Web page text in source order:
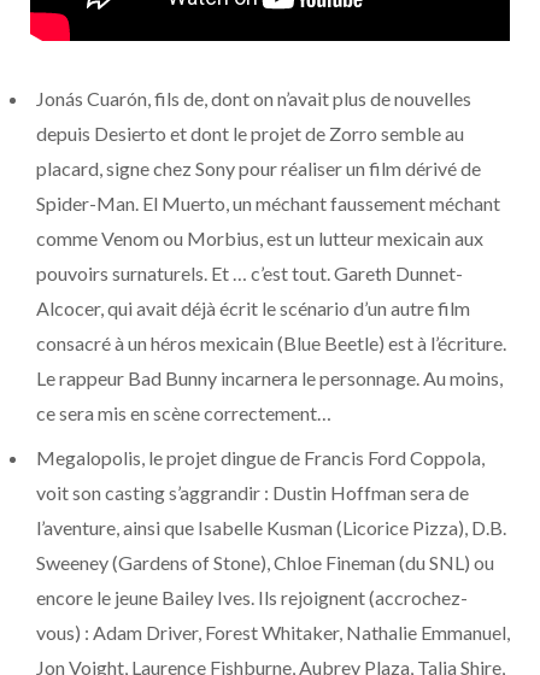
Jonás Cuarón, fils de, dont on n’avait plus de nouvelles
depuis Desierto et dont le projet de Zorro semble au
placard, signe chez Sony pour réaliser un film dérivé de
Spider-Man. El Muerto, un méchant faussement méchant
comme Venom ou Morbius, est un lutteur mexicain aux
pouvoirs surnaturels. Et … c’est tout. Gareth Dunnet-
Alcocer, qui avait déjà écrit le scénario d’un autre film
consacré à un héros mexicain (Blue Beetle) est à l’écriture.
Le rappeur Bad Bunny incarnera le personnage. Au moins,
ce sera mis en scène correctement…
Megalopolis, le projet dingue de Francis Ford Coppola,
voit son casting s’aggrandir : Dustin Hoffman sera de
l’aventure, ainsi que Isabelle Kusman (Licorice Pizza), D.B.
Sweeney (Gardens of Stone), Chloe Fineman (du SNL) ou
encore le jeune Bailey Ives. Ils rejoignent (accrochez-
vous) : Adam Driver, Forest Whitaker, Nathalie Emmanuel,
Jon Voight, Laurence Fishburne, Aubrey Plaza, Talia Shire,